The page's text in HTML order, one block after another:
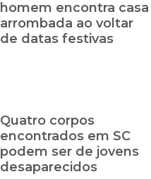
homem encontra casa
arrombada ao voltar
de datas festivas
Quatro corpos
encontrados em SC
podem ser de jovens
desaparecidos